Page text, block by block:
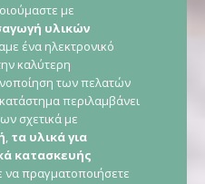
με
υλικών
ένα ηλεκτρονικό
καλύτερη
των πελατών
περιλαμβάνει
σχετικά με
τα υλικά για
κατασκευής
να πραγματοποιήσετε